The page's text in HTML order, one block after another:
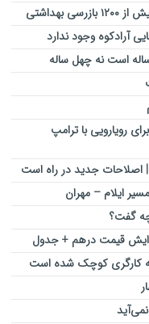
آرادکوه وجود ندارد
است نه چهل ساله
رویارویی با ترامپ
اصلاحات جدید در راه است
گفت؟
کارگری کوچک شده است